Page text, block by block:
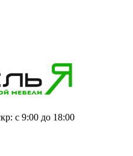
с 9:00 до 18:00